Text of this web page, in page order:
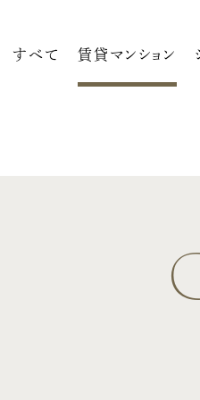
すべて 賃貸マンション